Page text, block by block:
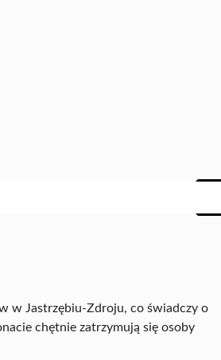
w Jastrzębiu-Zdroju, co świadczy o
chętnie zatrzymują się osoby